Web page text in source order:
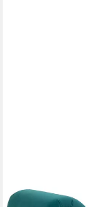
Schlafzimmer),
Zuhause